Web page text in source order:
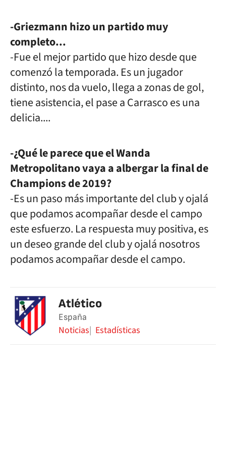
-Griezmann hizo un partido muy
completo...
-Fue el mejor partido que hizo desde que
comenzó la temporada. Es un jugador
distinto, nos da vuelo, llega a zonas de gol,
tiene asistencia, el pase a Carrasco es una
delicia....
-¿Qué le parece que el Wanda
Metropolitano vaya a albergar la final de
Champions de 2019?
-Es un paso más importante del club y ojalá
que podamos acompañar desde el campo
este esfuerzo. La respuesta muy positiva, es
un deseo grande del club y ojalá nosotros
podamos acompañar desde el campo.
Atlético
España
Noticias Estadísticas